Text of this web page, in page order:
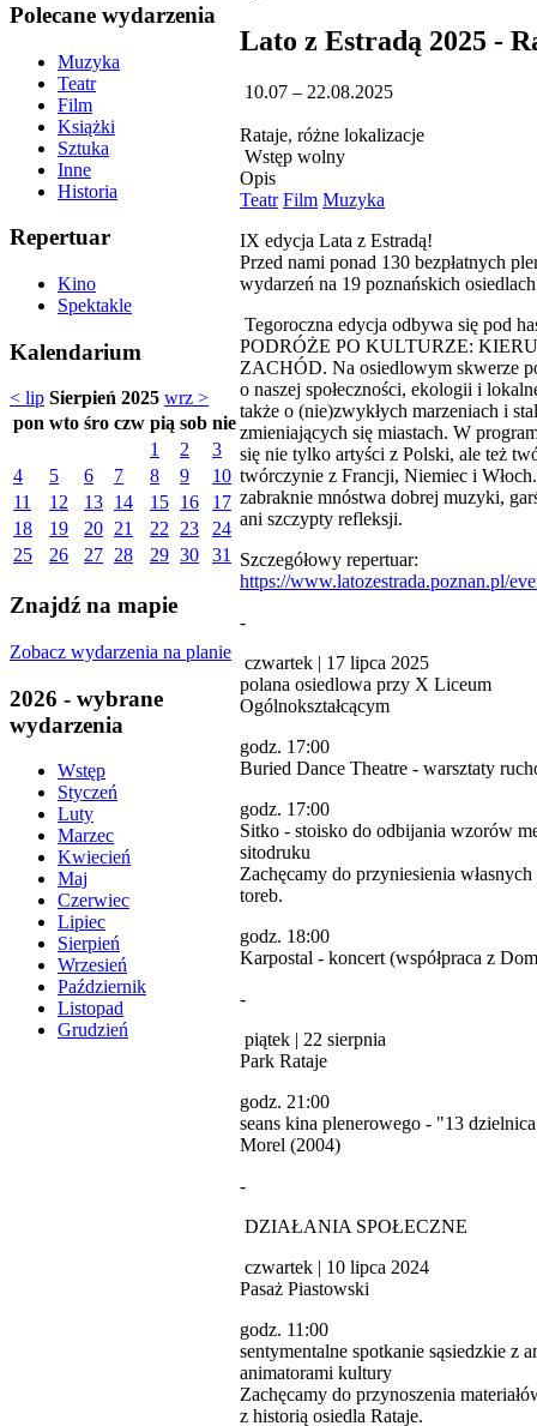
Polecane wydarzenia
Muzyka
Teatr
Film
Książki
Sztuka
Inne
Historia
Repertuar
Kino
Spektakle
Kalendarium
< lip Sierpień 2025 wrz >
pon wto śro czw pią sob nie
1
2
3
4
5 6 7 8 9
10
11
12 13 14 15 16
17
18
19 20 21 22 23
24
25
26 27 28 29 30 31
Znajdź na mapie
Zobacz wydarzenia na planie
2026 - wybrane
wydarzenia
Wstęp
Styczeń
Luty
Marzec
Kwiecień
Maj
Czerwiec
Lipiec
Sierpień
Wrzesień
Październik
Listopad
Grudzień
Lato z Estradą 2025 -
10.07 – 22.08.2025
Rataje, różne lokalizacje
Wstęp wolny
Opis
Teatr Film Muzyka
IX edycja Lata z Estradą!
Przed nami ponad 130 bezpłatnych
wydarzeń na 19 poznańskich
Tegoroczna edycja odbywa się pod
PODRÓŻE PO KULTURZE:
ZACHÓD. Na osiedlowym skwerze
o naszej społeczności, ekologii i
także o (nie)zwykłych marzeniach i
zmieniających się miastach. W
się nie tylko artyści z Polski, ale też
twórczynie z Francji, Niemiec i
zabraknie mnóstwa dobrej muzyki,
ani szczypty refleksji.
Szczegółowy repertuar:
https://www.latozestrada.poznan.pl/
-
czwartek | 17 lipca 2025
polana osiedlowa przy X Liceum
Ogólnokształcącym
godz. 17:00
Buried Dance Theatre - warsztaty
godz. 17:00
Sitko - stoisko do odbijania wzorów
sitodruku
Zachęcamy do przyniesienia
toreb.
godz. 18:00
Karpostal - koncert (współpraca z
-
piątek | 22 sierpnia
Park Rataje
godz. 21:00
seans kina plenerowego - "13
Morel (2004)
-
DZIAŁANIA SPOŁECZNE
czwartek | 10 lipca 2024
Pasaż Piastowski
godz. 11:00
sentymentalne spotkanie sąsiedzkie z
animatorami kultury
Zachęcamy do przynoszenia
z historią osiedla Rataje.